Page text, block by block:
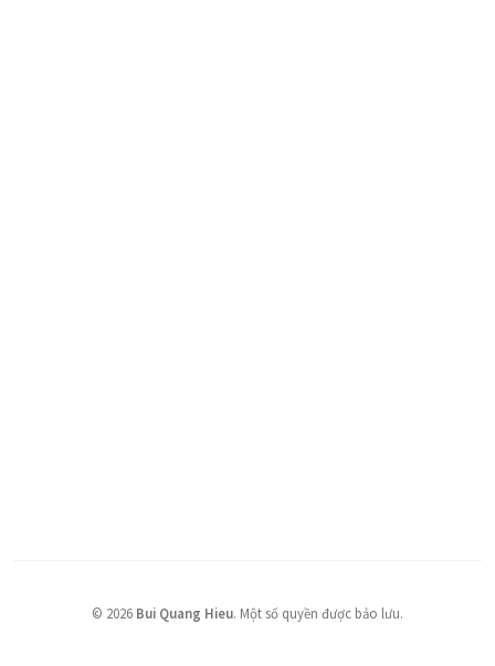
© 2026 Bui Quang Hieu. Một số quyền được bảo lưu.